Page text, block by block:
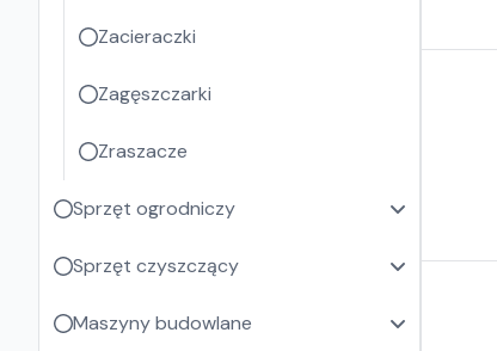
Zacieraczki
Zagęszczarki
Zraszacze
Sprzęt ogrodniczy
Sprzęt czyszczący
Maszyny budowlane